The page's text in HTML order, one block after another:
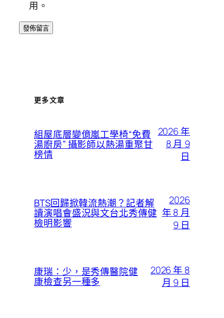
用。
更多文章
組屋底層變億嵐工學椅“免費
湯廚房” 攝影師以熱湯重聚甘
榜情
2026 年
8 月 9
日
BTS回歸掀韓流熱潮？記者解
讀演唱會盛況與文台北秀傳健
檢明影響
2026
年 8 月
9 日
康瑞：少，是秀傳醫院健
康檢查另一種多
2026 年 8
月 9 日